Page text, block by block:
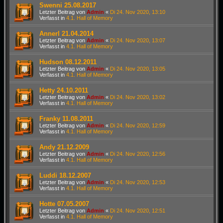
Swenni 25.08.2017
Letzter Beitrag von Admin « Di 24. Nov 2020, 13:10
Verfasst in 4.1. Hall of Memory
Annerl 21.04.2014
Letzter Beitrag von Admin « Di 24. Nov 2020, 13:07
Verfasst in 4.1. Hall of Memory
Hudson 08.12.2011
Letzter Beitrag von Admin « Di 24. Nov 2020, 13:05
Verfasst in 4.1. Hall of Memory
Hetty 24.10.2011
Letzter Beitrag von Admin « Di 24. Nov 2020, 13:02
Verfasst in 4.1. Hall of Memory
Franky 11.08.2011
Letzter Beitrag von Admin « Di 24. Nov 2020, 12:59
Verfasst in 4.1. Hall of Memory
Andy 21.12.2009
Letzter Beitrag von Admin « Di 24. Nov 2020, 12:56
Verfasst in 4.1. Hall of Memory
Luddi 18.12.2007
Letzter Beitrag von Admin « Di 24. Nov 2020, 12:53
Verfasst in 4.1. Hall of Memory
Hotte 07.05.2007
Letzter Beitrag von Admin « Di 24. Nov 2020, 12:51
Verfasst in 4.1. Hall of Memory